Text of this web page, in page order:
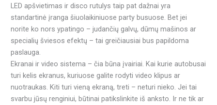
LED apšvietimas ir disco rutulys taip pat dažnai yra
standartinė įranga šiuolaikiniuose party busuose. Bet jei
norite ko nors ypatingo – judančių galvų, dūmų mašinos ar
specialių šviesos efektų – tai greičiausiai bus papildoma
paslauga.
Ekranai ir video sistema – čia būna įvairiai. Kai kurie autobusai
turi kelis ekranus, kuriuose galite rodyti video klipus ar
nuotraukas. Kiti turi vieną ekraną, treti – neturi nieko. Jei tai
svarbu jūsų renginiui, būtinai patikslinkite iš anksto. Ir ne tik ar